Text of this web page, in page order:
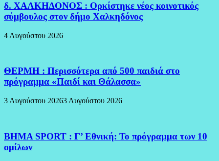
δ. ΧΑΛΚΗΔΟΝΟΣ : Ορκίστηκε νέος κοινοτικός
σύμβουλος στον δήμο Χαλκηδόνος
4 Αυγούστου 2026
ΘΕΡΜΗ : Περισσότερα από 500 παιδιά στο
πρόγραμμα «Παιδί και Θάλασσα»
3 Αυγούστου 20263 Αυγούστου 2026
BHMA SPORT : Γ’ Εθνική: Το πρόγραμμα των 10
ομίλων